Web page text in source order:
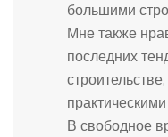
большими
Мне также
последних
В свободное